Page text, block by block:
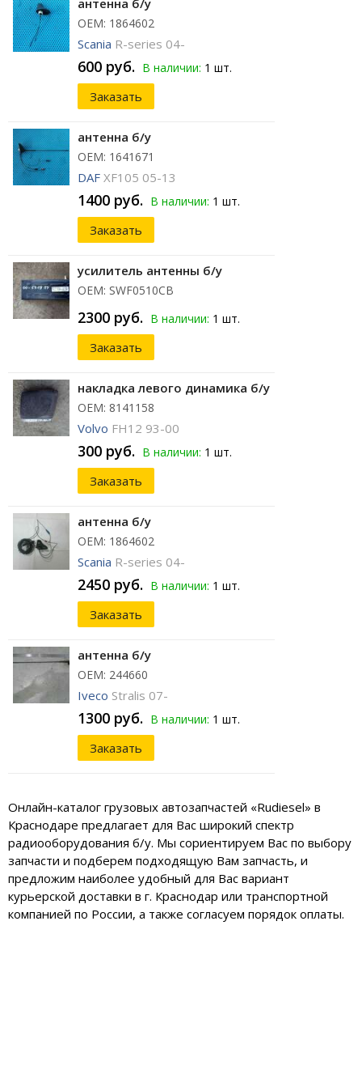
антенна б/у
ОЕМ: 1864602
Scania R-series 04-
600 руб. В наличии: 1 шт.
Заказать
антенна б/у
ОЕМ: 1641671
DAF XF105 05-13
1400 руб. В наличии: 1 шт.
Заказать
усилитель антенны б/у
ОЕМ: SWF0510CB
2300 руб. В наличии: 1 шт.
Заказать
накладка левого динамика б/у
ОЕМ: 8141158
Volvo FH12 93-00
300 руб. В наличии: 1 шт.
Заказать
антенна б/у
ОЕМ: 1864602
Scania R-series 04-
2450 руб. В наличии: 1 шт.
Заказать
антенна б/у
ОЕМ: 244660
Iveco Stralis 07-
1300 руб. В наличии: 1 шт.
Заказать
Онлайн-каталог грузовых автозапчастей «Rudiesel» в
Краснодаре предлагает для Вас широкий спектр
радиооборудования б/у. Мы сориентируем Вас по выбору
запчасти и подберем подходящую Вам запчасть, и
предложим наиболее удобный для Вас вариант
курьерской доставки в г. Краснодар или транспортной
компанией по России, а также согласуем порядок оплаты.